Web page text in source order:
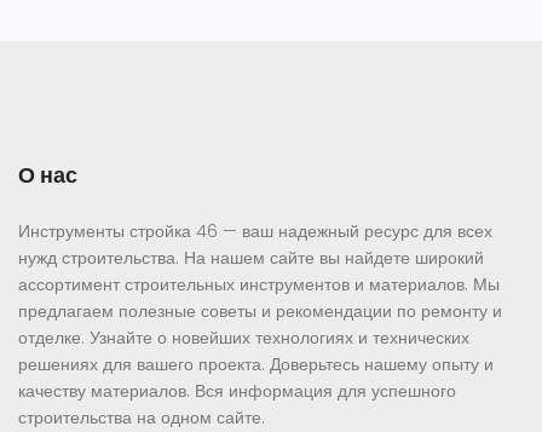
О нас
Инструменты стройка 46 — ваш надежный ресурс для всех
нужд строительства. На нашем сайте вы найдете широкий
ассортимент строительных инструментов и материалов. Мы
предлагаем полезные советы и рекомендации по ремонту и
отделке. Узнайте о новейших технологиях и технических
решениях для вашего проекта. Доверьтесь нашему опыту и
качеству материалов. Вся информация для успешного
строительства на одном сайте.